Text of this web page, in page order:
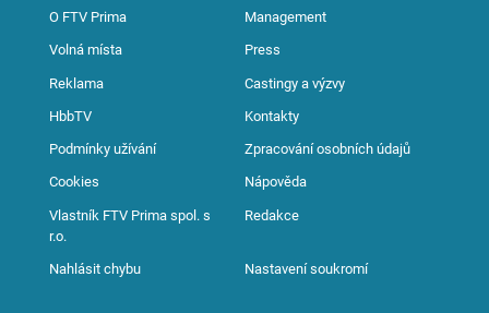
O FTV Prima Management
Volná místa Press
Reklama Castingy a výzvy
HbbTV Kontakty
Podmínky užívání Zpracování osobních údajů
Cookies Nápověda
Vlastník FTV Prima spol. s
r.o.
Redakce
Nahlásit chybu Nastavení soukromí